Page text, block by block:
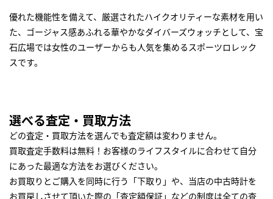
優れた機能性を備えて、厳選されたハイクオリティーな素材を用い
た、ゴージャス感あふれる華やかなダイバーズウォッチとして、宝
石広場では女性のユーザーからも人気を集めるスポーツロレック
スです。
選べる査定・買取方法
どの査定・買取方法を選んでも査定額は変わりません。
買取査定手数料は無料！お客様のライフスタイルに合わせて自分
にあった最適な方法をお選びください。
お買取りとご購入を同時に行う「下取り」や、当店の中古時計を
お買戻しさせて頂いた際の「査定額保証」などの制度は全ての査